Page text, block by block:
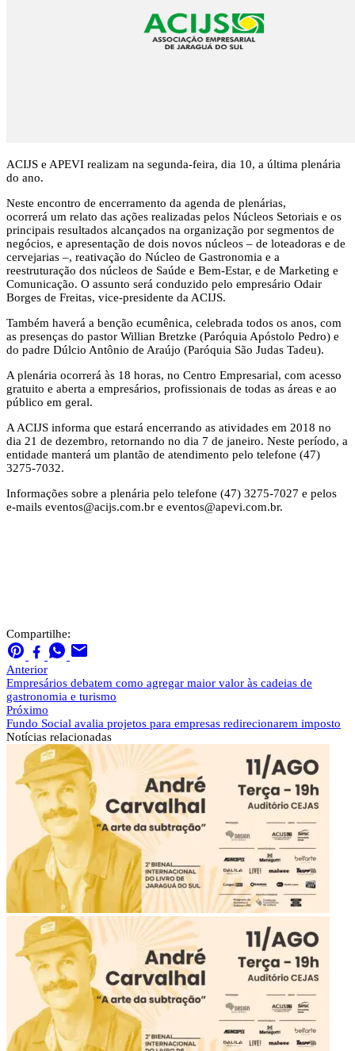
ACIJS e APEVI realizam na segunda-feira, dia 10, a última plenária
do ano.
Neste encontro de encerramento da agenda de plenárias,
ocorrerá um relato das ações realizadas pelos Núcleos Setoriais e os
principais resultados alcançados na organização por segmentos de
negócios, e apresentação de dois novos núcleos – de loteadoras e de
cervejarias –, reativação do Núcleo de Gastronomia e a
reestruturação dos núcleos de Saúde e Bem-Estar, e de Marketing e
Comunicação. O assunto será conduzido pelo empresário Odair
Borges de Freitas, vice-presidente da ACIJS.
Também haverá a benção ecumênica, celebrada todos os anos, com
as presenças do pastor Willian Bretzke (Paróquia Apóstolo Pedro) e
do padre Dúlcio Antônio de Araújo (Paróquia São Judas Tadeu).
A plenária ocorrerá às 18 horas, no Centro Empresarial, com acesso
gratuito e aberta a empresários, profissionais de todas as áreas e ao
público em geral.
A ACIJS informa que estará encerrando as atividades em 2018 no
dia 21 de dezembro, retornando no dia 7 de janeiro. Neste período, a
entidade manterá um plantão de atendimento pelo telefone (47)
3275-7032.
Informações sobre a plenária pelo telefone (47) 3275-7027 e pelos
e-mails eventos@acijs.com.br e eventos@apevi.com.br.
Compartilhe:
Anterior
Empresários debatem como agregar maior valor às cadeias de
gastronomia e turismo
Próximo
Fundo Social avalia projetos para empresas redirecionarem imposto
Notícias relacionadas